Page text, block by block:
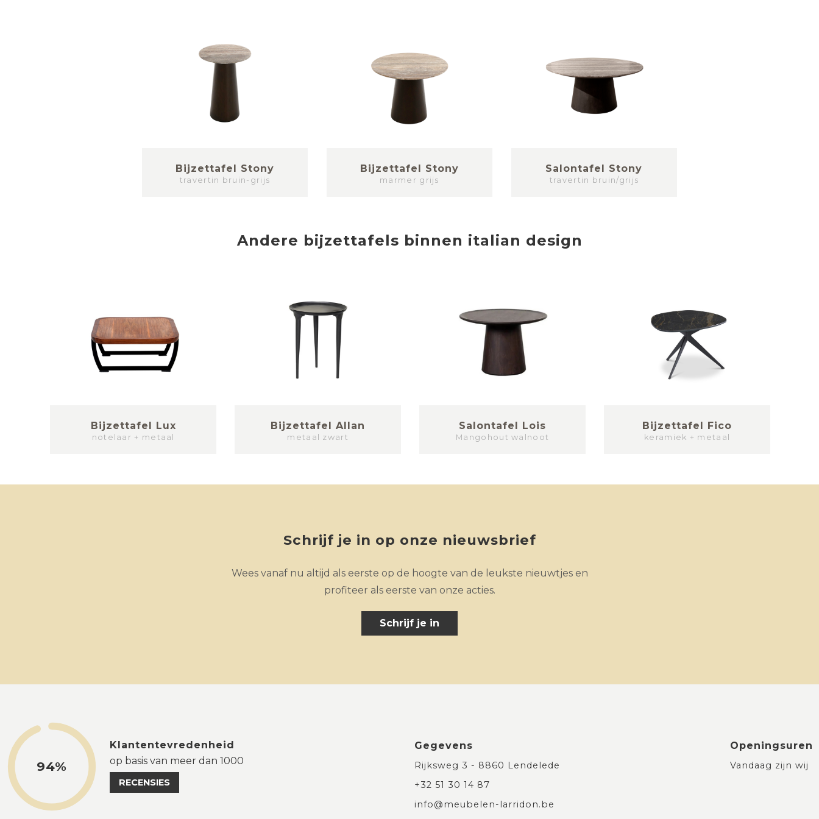
Bijzettafel Stony
travertin bruin-grijs
Bijzettafel Stony
marmer grijs
Salontafel Stony
travertin bruin/grijs
Andere bijzettafels binnen italian design
Bijzettafel Lux
notelaar + metaal
Bijzettafel Allan
metaal zwart
Salontafel Lois
Mangohout walnoot
Bijzettafel Fico
keramiek + metaal
Schrijf je in op onze nieuwsbrief
Wees vanaf nu altijd als eerste op de hoogte van de leukste nieuwtjes en
profiteer als eerste van onze acties.
Schrijf je in
94%
Klantentevredenheid
op basis van meer dan 1000
RECENSIES
Gegevens
Rijksweg 3 - 8860 Lendelede
+32 51 30 14 87
info@meubelen-larridon.be
Openingsuren
Vandaag zijn wij